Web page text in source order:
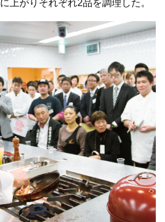
上がりそれぞれ2品を調理した。